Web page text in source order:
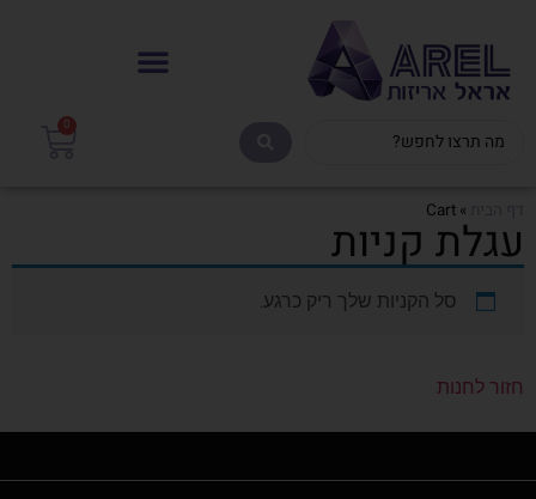
0
»
Cart
עגלת קניות
סל הקניות שלך ריק כרגע.
חזור לחנות